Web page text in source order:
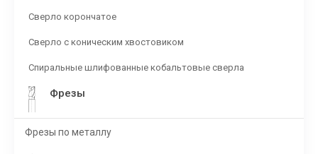
Сверло корончатое
Сверло с коническим хвостовиком
Спиральные шлифованные кобальтовые сверла
Фрезы
Фрезы по металлу